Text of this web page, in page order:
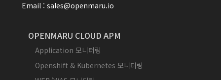
Email : sales@openmaru.io
OPENMARU CLOUD APM
Application 모니터링
Openshift & Kubernetes 모니터링